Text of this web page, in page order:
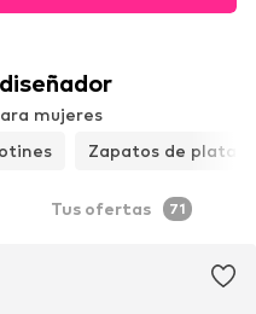
mujeres
Zapatos de
Tus ofertas 71